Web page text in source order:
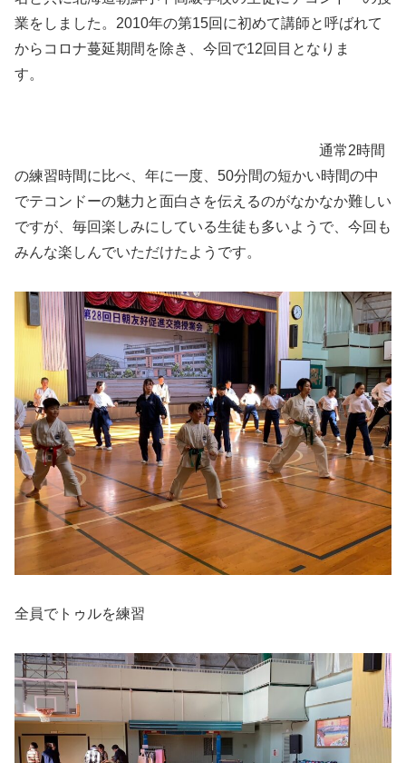
業をしました。2010年の第15回に初めて講師と呼ばれて
からコロナ蔓延期間を除き、今回で12回目となりま
す。
通常2時間
の練習時間に比べ、年に一度、50分間の短かい時間の中
でテコンドーの魅力と面白さを伝えるのがなかなか難しい
ですが、毎回楽しみにしている生徒も多いようで、今回も
みんな楽しんでいただけたようです。
全員でトゥルを練習